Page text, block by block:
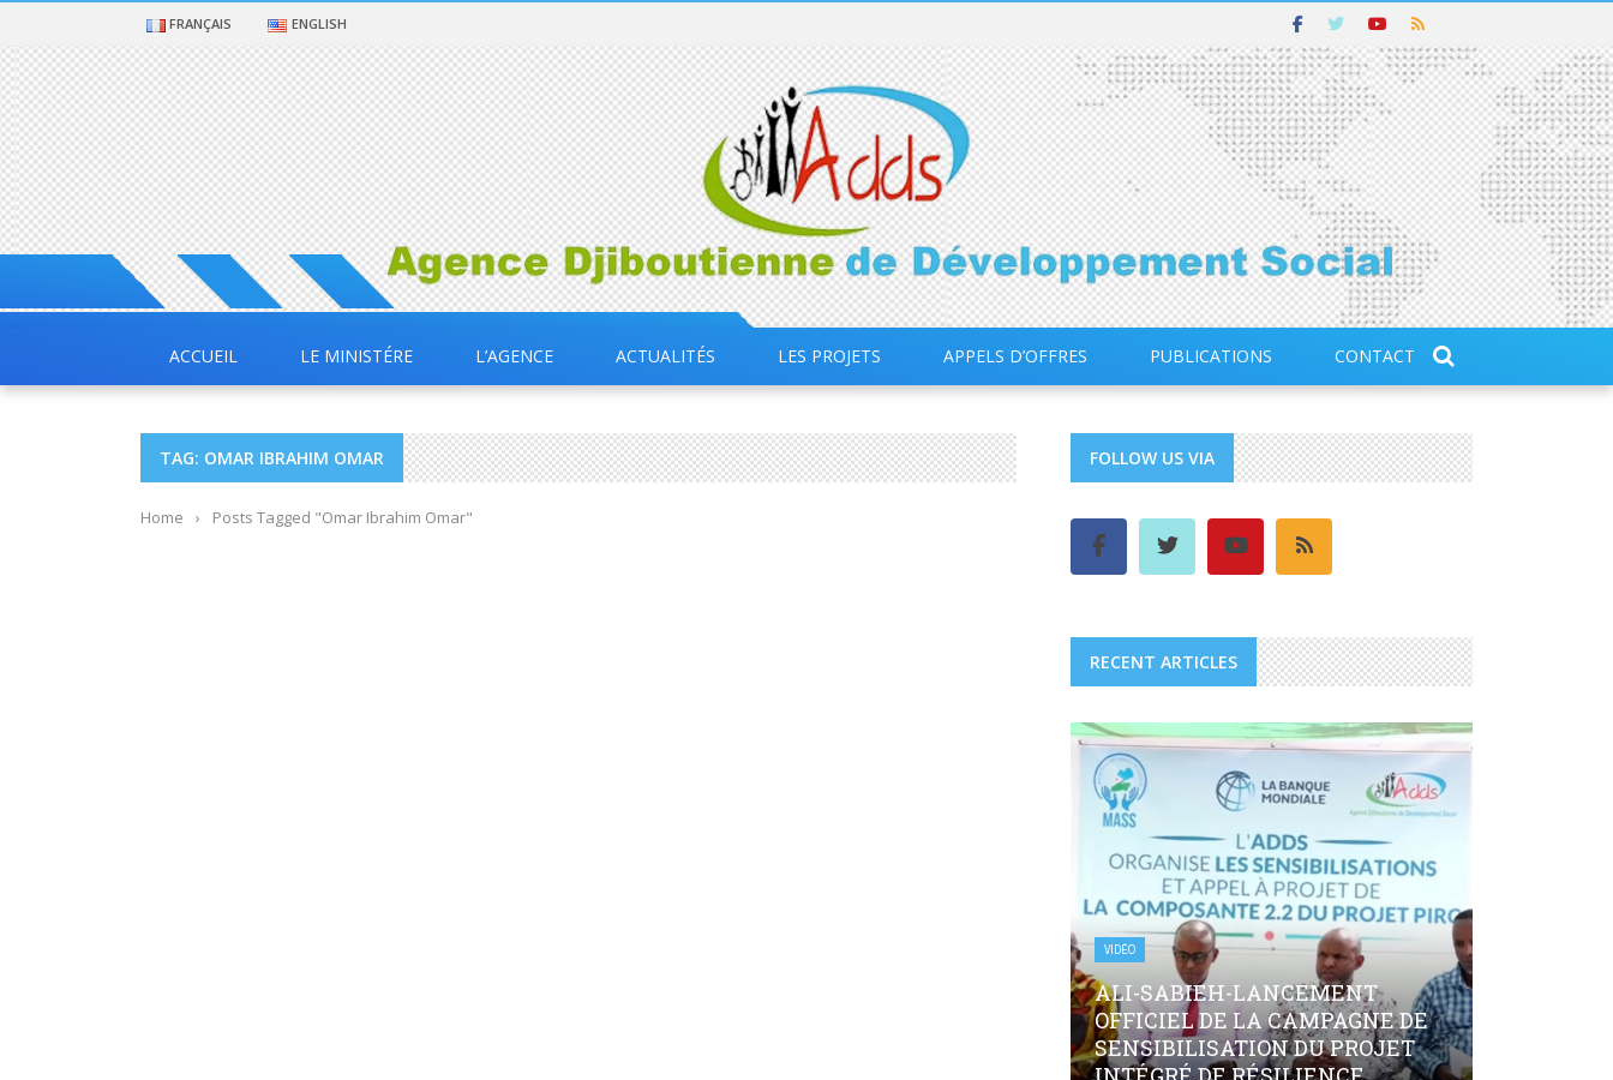
FRANÇAIS ENGLISH
ACCUEIL LE MINISTÉRE L’AGENCE ACTUALITÉS LES PROJETS APPELS D’OFFRES PUBLICATIONS CONTACT
TAG: OMAR IBRAHIM OMAR
Home › Posts Tagged "Omar Ibrahim Omar"
FOLLOW US VIA
RECENT ARTICLES
VIDÉO
ALI-SABIEH-LANCEMENT
OFFICIEL DE LA CAMPAGNE DE
SENSIBILISATION DU PROJET